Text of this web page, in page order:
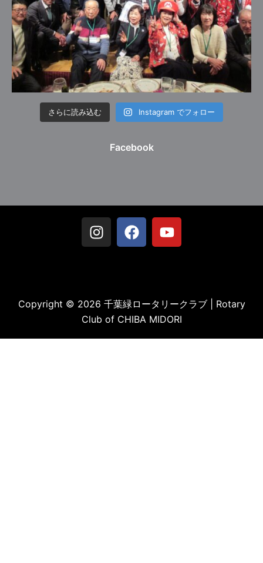
さらに読み込む Instagram でフォロー
Facebook
Copyright © 2026 千葉緑ロータリークラブ | Rotary
Club of CHIBA MIDORI